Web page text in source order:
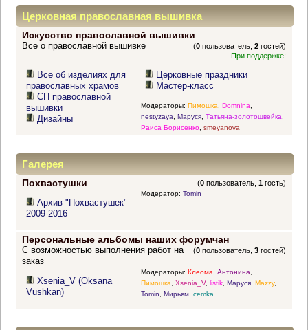
Церковная православная вышивка
Искусство православной вышивки
(0 пользователь,2 гостей)
Все о православной вышивке
При поддержке:
Все об изделиях для
православных храмов
СП православной
вышивки
Дизайны
Церковные праздники
Мастер-класс
Модераторы: Пимошка Domnina
nestyzaya
Маруся, Татьяна-золотошвейка
Раиса Борисенко, smeyanova
Галерея
Похвастушки (0 пользователь,1 гость)
Архив "Похвастушек"
2009-2016
Модератор: Tomin
Персональные альбомы наших форумчан
(0 пользователь,3 гостей)
С возможностью выполнения работ на
заказ
Xsenia_V (Oksana
Vushkan)
Модераторы: Клеома, Антонина,
Пимошка, Xsenia_V, listik, Маруся, Mazzy,
Tomin, Мирьям, cemka